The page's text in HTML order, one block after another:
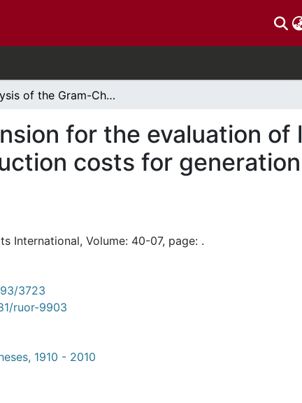
Analysis of the Gram-Charlier expansion for the evaluation of loss of load probability and expected production costs for generation planning.
for the evaluation of
costs for generation
International, Volume: 40-07, page: .
3723
ruor-9903
1910 - 2010